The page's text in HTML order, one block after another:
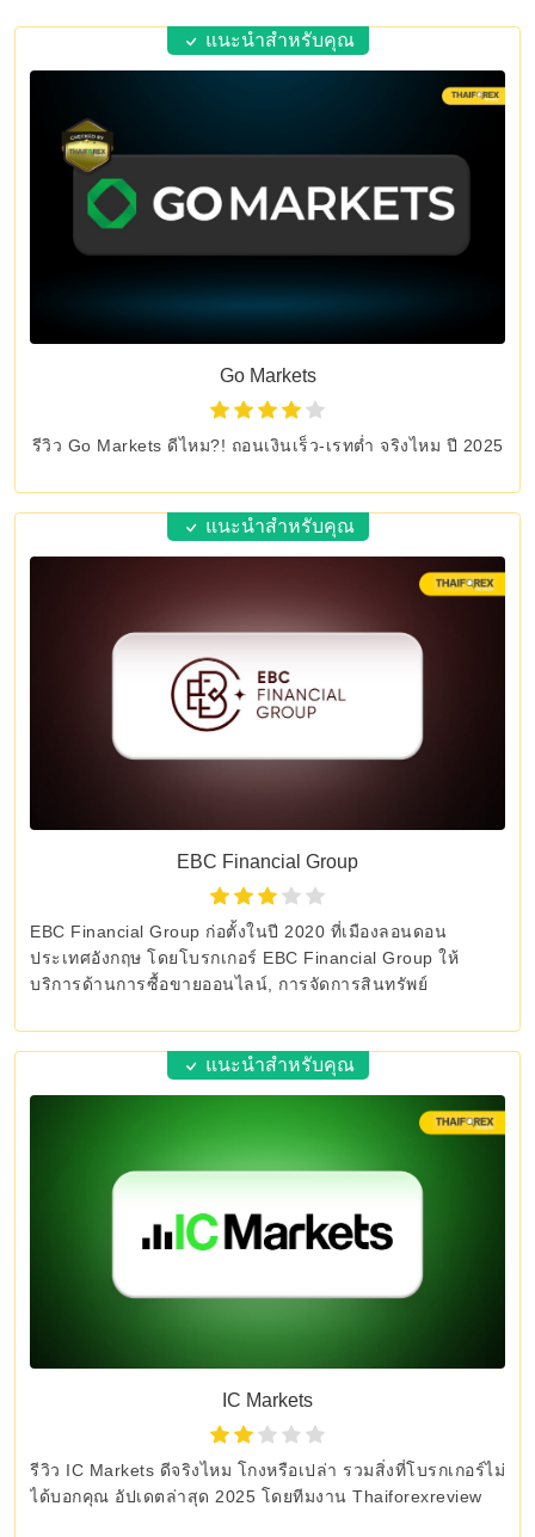
แนะนำสำหรับคุณ
Go Markets
รีวิว Go Markets ดีไหม?! ถอนเงินเร็ว-เรทต่ำ จริงไหม ปี 2025
แนะนำสำหรับคุณ
EBC Financial Group
EBC Financial Group ก่อตั้งในปี 2020 ที่เมืองลอนดอน
ประเทศอังกฤษ โดยโบรกเกอร์ EBC Financial Group ให้
บริการด้านการซื้อขายออนไลน์, การจัดการสินทรัพย์
แนะนำสำหรับคุณ
IC Markets
รีวิว IC Markets ดีจริงไหม โกงหรือเปล่า รวมสิ่งที่โบรกเกอร์ไม่
ได้บอกคุณ อัปเดตล่าสุด 2025 โดยทีมงาน Thaiforexreview